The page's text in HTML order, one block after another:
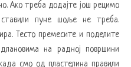
Ако треба додајте још рецимо
пуне шоље не треба.
Тесто премесите и поделите
на радној површини
смо од пластелина правили